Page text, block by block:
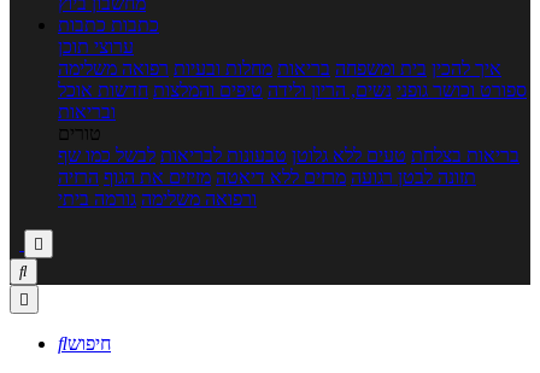
כתבות כתבות
ערוצי תוכן
איך להכין בית ומשפחה בריאות מחלות ובעיות רפואה משלימה
ספורט וכושר גופני נשים, הריון ולידה טיפים והמלצות חדשות אוכל
ובריאות
טורים
בריאות בצלחת טעים ללא גלוטן טבעונות לבריאות לבשל כמו שף
תזונה לבטן רגועה מרזים ללא דיאטה מזיזים את הגוף הרזיה
ורפואה משלימה גורמה ביתי



חיפוש